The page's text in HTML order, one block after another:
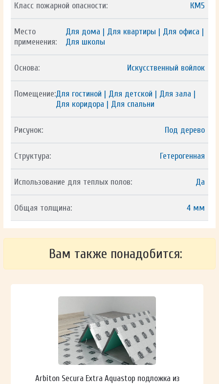
Класс пожарной опасности: КМ5
Место
применения:
Для дома | Для квартиры | Для офиса |
Для школы
Основа: Искусственный войлок
Помещение:Для гостиной | Для детской | Для зала |
Для коридора | Для спальни
Рисунок: Под дерево
Структура: Гетерогенная
Использование для теплых полов: Да
Общая толщина: 4 мм
Вам также понадобится:
Arbiton Secura Extra Aquastop подложка из